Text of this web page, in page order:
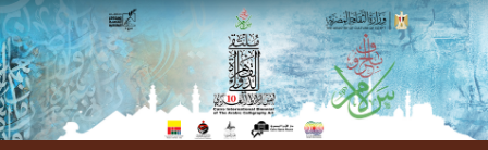
Skip to main content